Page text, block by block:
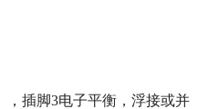
插脚3电子平衡，浮接或并